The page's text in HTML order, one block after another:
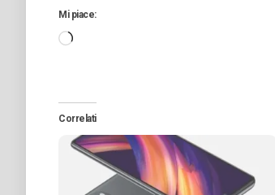
Mi piace:
Caricamento
Correlati